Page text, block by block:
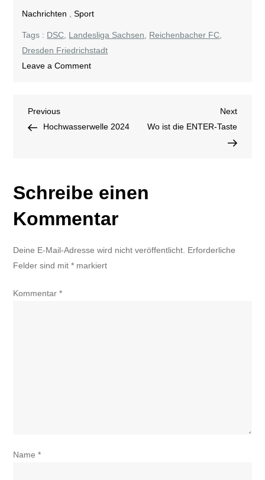
Nachrichten ,Sport
Tags : DSC, Landesliga Sachsen, Reichenbacher FC,
Dresden Friedrichstadt
Leave a Commenton
Beitragsnavigation
Previous
Post
Previous
Hochwasserwelle 2024
Next
Post
Next
Wo ist die ENTER-Taste
Schreibe einen
Kommentar
Deine E-Mail-Adresse wird nicht veröffentlicht. Erforderliche
Felder sind mit* markiert
Kommentar*
Name*